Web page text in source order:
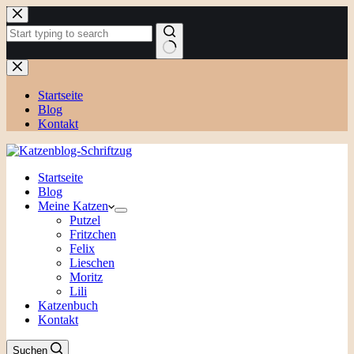
Zum
Inhalt
springen
Keine
Ergebnisse
Startseite
Blog
Kontakt
Startseite
Blog
Meine Katzen
Putzel
Fritzchen
Felix
Lieschen
Moritz
Lili
Katzenbuch
Kontakt
Suchen